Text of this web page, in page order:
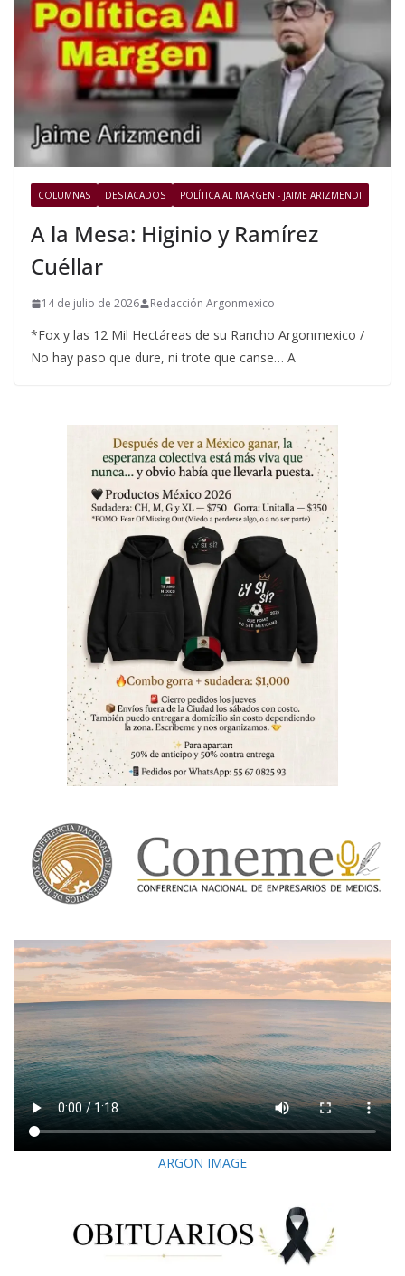
COLUMNAS DESTACADOS POLÍTICA AL MARGEN - JAIME ARIZMENDI
A la Mesa: Higinio y Ramírez
Cuéllar
14 de julio de 2026 Redacción Argonmexico
*Fox y las 12 Mil Hectáreas de su Rancho Argonmexico /
No hay paso que dure, ni trote que canse… A
ARGON IMAGE